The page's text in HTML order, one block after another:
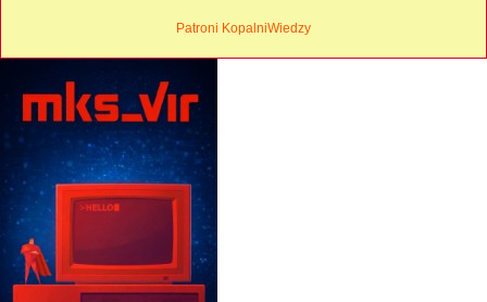
Patroni KopalniWiedzy